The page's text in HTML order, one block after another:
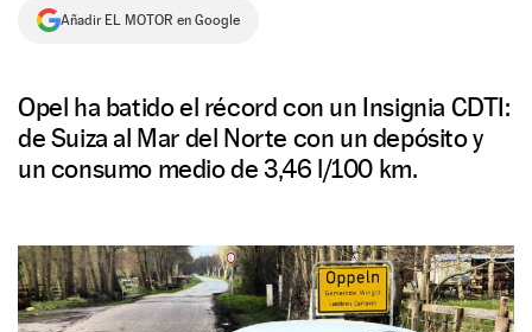
Añadir EL MOTOR en Google
Opel ha batido el récord con un Insignia CDTI:
de Suiza al Mar del Norte con un depósito y
un consumo medio de 3,46 l/100 km.